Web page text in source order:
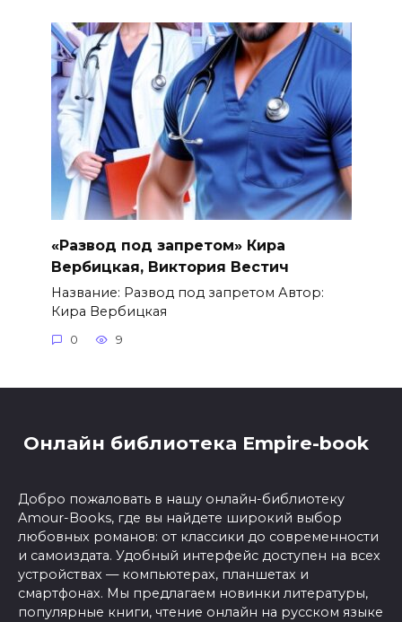
«Развод под запретом» Кира
Вербицкая, Виктория Вестич
Название: Развод под запретом Автор:
Кира Вербицкая
0 9
Онлайн библиотека Empire-book
Добро пожаловать в нашу онлайн-библиотеку
Amour-Books, где вы найдете широкий выбор
любовных романов: от классики до современности
и самоиздата. Удобный интерфейс доступен на всех
устройствах — компьютерах, планшетах и
смартфонах. Мы предлагаем новинки литературы,
популярные книги, чтение онлайн на русском языке